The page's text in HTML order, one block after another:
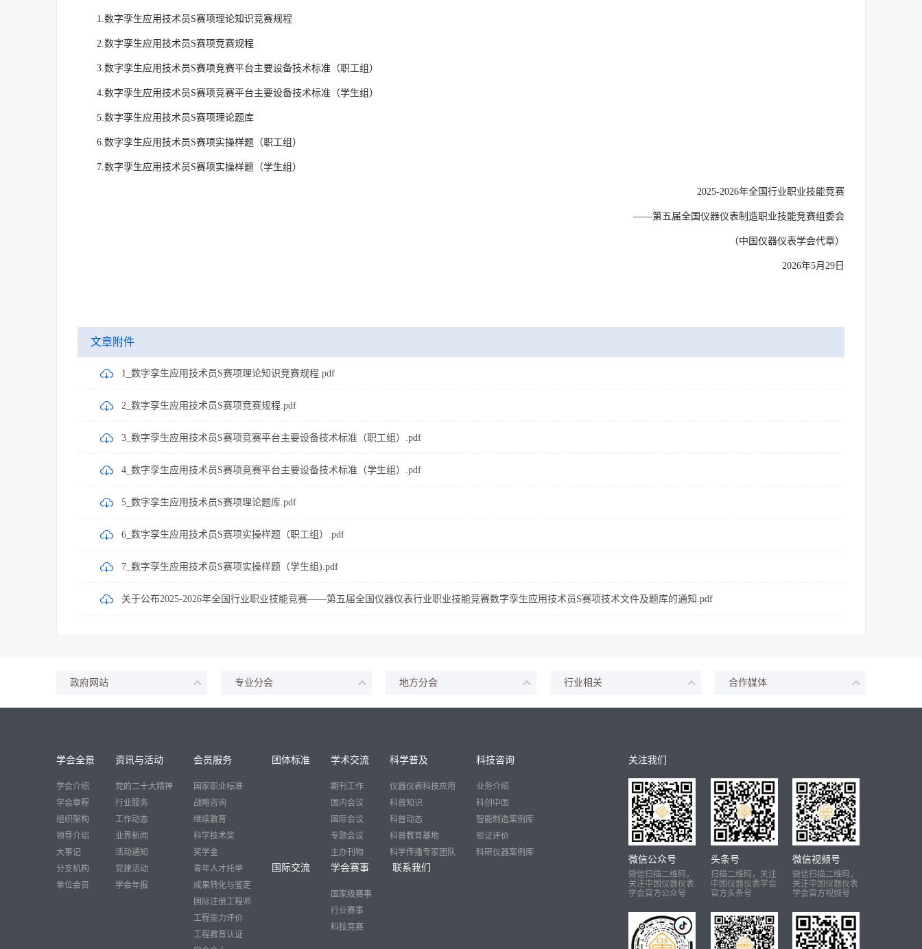
1.数字孪生应用技术员S赛项理论知识竞赛规程
2.数字孪生应用技术员S赛项竞赛规程
3.数字孪生应用技术员S赛项竞赛平台主要设备技术标准（职工组）
4.数字孪生应用技术员S赛项竞赛平台主要设备技术标准（学生组）
5.数字孪生应用技术员S赛项理论题库
6.数字孪生应用技术员S赛项实操样题（职工组）
7.数字孪生应用技术员S赛项实操样题（学生组）
2025-2026年全国行业职业技能竞赛
——第五届全国仪器仪表制造职业技能竞赛组委会
（中国仪器仪表学会代章）
2026年5月29日
文章附件
1_数字孪生应用技术员S赛项理论知识竞赛规程.pdf
2_数字孪生应用技术员S赛项竞赛规程.pdf
3_数字孪生应用技术员S赛项竞赛平台主要设备技术标准（职工组）.pdf
4_数字孪生应用技术员S赛项竞赛平台主要设备技术标准（学生组）.pdf
5_数字孪生应用技术员S赛项理论题库.pdf
6_数字孪生应用技术员S赛项实操样题（职工组）.pdf
7_数字孪生应用技术员S赛项实操样题（学生组).pdf
关于公布2025-2026年全国行业职业技能竞赛——第五届全国仪器仪表行业职业技能竞赛数字孪生应用技术员S赛项技术文件及题库的通知.pdf
政府网站 专业分会 地方分会 行业相关 合作媒体
关注我们
微信公众号
微信扫描二维码，
关注中国仪器仪表
学会官方公众号
头条号
扫描二维码，关注
中国仪器仪表学会
官方头条号
微信视频号
微信扫描二维码，
关注中国仪器仪表
学会官方视频号
学会全景
学会介绍
学会章程
组织架构
领导介绍
大事记
分支机构
单位会员
资讯与活动
党的二十大精神
行业服务
工作动态
业界新闻
活动通知
党建活动
学会年报
会员服务
国家职业标准
战略咨询
继续教育
科学技术奖
奖学金
青年人才托举
成果转化与鉴定
国际注册工程师
工程能力评价
工程教育认证
团体标准 学术交流
期刊工作
国内会议
国际会议
专题会议
主办刊物
科学普及
仪器仪表科技应用
科普知识
科普动态
科普教育基地
科学传播专家团队
科技咨询
业务介绍
科创中国
智能制造案例库
验证评价
科研仪器案例库
国际交流 学会赛事
国家级赛事
行业赛事
科技竞赛
联系我们